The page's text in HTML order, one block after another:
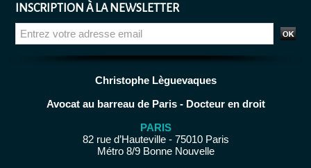
INSCRIPTION À LA NEWSLETTER
Christophe Lèguevaques
Avocat au barreau de Paris - Docteur en droit
PARIS
82 rue d’Hauteville - 75010 Paris
Métro 8/9 Bonne Nouvelle